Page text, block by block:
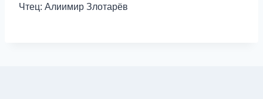
Чтец: Алиимир Злотарёв